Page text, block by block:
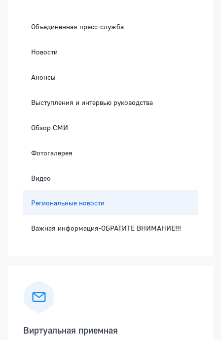
Объединенная пресс-служба
Новости
Анонсы
Выступления и интервью руководства
Обзор СМИ
Фотогалерея
Видео
Региональные новости
Важная информация-ОБРАТИТЕ ВНИМАНИЕ!!!
Виртуальная приемная